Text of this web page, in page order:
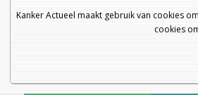
Kanker Actueel maakt gebruik van cookies
cookies